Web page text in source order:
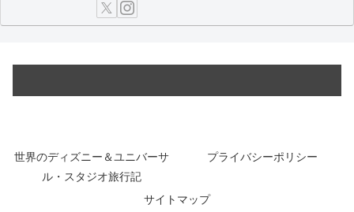
世界のディズニー＆ユニバーサ
ル・スタジオ旅行記
プライバシーポリシー
サイトマップ